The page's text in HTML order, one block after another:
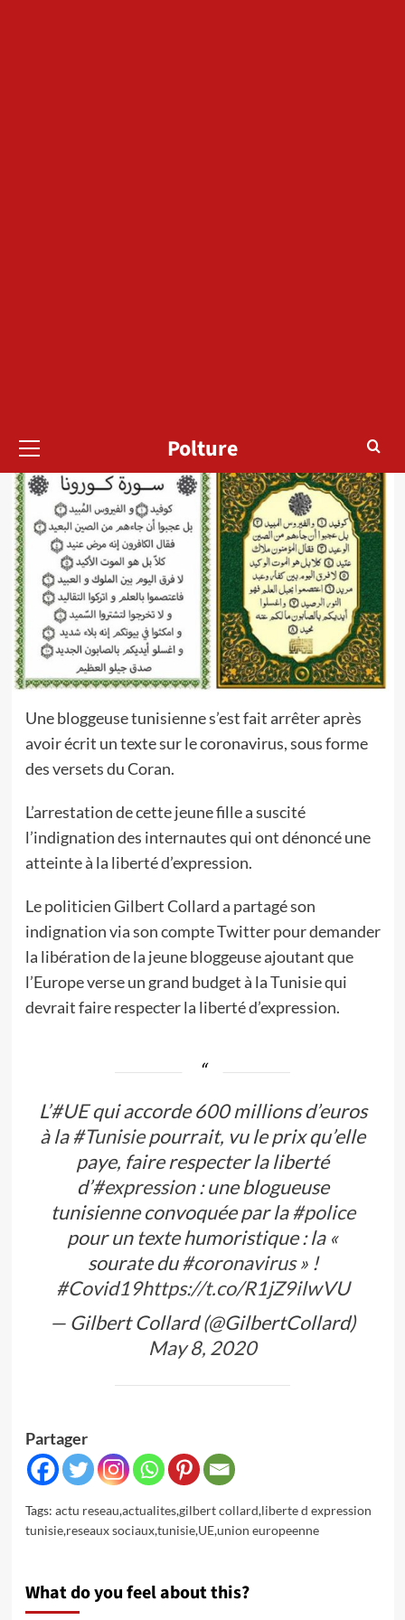
principal
Polture
Une bloggeuse tunisienne s’est fait arrêter après
avoir écrit un texte sur le coronavirus, sous forme
des versets du Coran.
L’arrestation de cette jeune fille a suscité
l’indignation des internautes qui ont dénoncé une
atteinte à la liberté d’expression.
Le politicien Gilbert Collard a partagé son
indignation via son compte Twitter pour demander
la libération de la jeune bloggeuse ajoutant que
l’Europe verse un grand budget à la Tunisie qui
devrait faire respecter la liberté d’expression.
L’#UEqui accorde 600 millions d’euros
à la#Tunisiepourrait, vu le prix qu’elle
paye, faire respecter la liberté
d’#expression: une blogueuse
tunisienne convoquée par la#police
pour un texte humoristique : la «
sourate du#coronavirus» !
#Covid19https://t.co/R1jZ9ilwVU
— Gilbert Collard (@GilbertCollard)
May 8, 2020
Partager
Tags: actu reseau,actualites,gilbert collard,liberte d expression
tunisie,reseaux sociaux,tunisie,UE,union europeenne
What do you feel about this?